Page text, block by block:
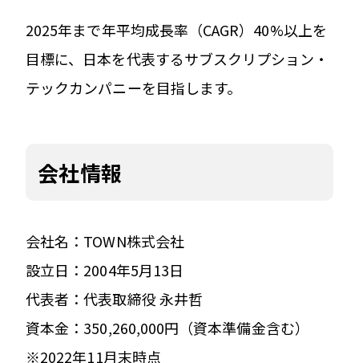
2025年まで年平均成長率（CAGR）40%以上を
目標に、日本を代表するサブスクリプション・
テックカンパニーを目指します。
会社情報
会社名：TOWN株式会社
設立日：2004年5月13日
代表者：代表取締役 永井哲
資本金：350,260,000円（資本準備金含む）
※2022年11月末時点